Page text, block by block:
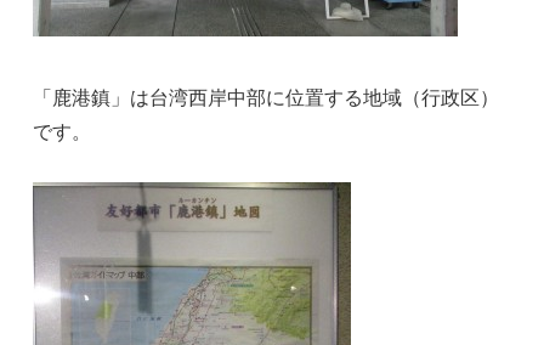
「鹿港鎮」は台湾西岸中部に位置する地域（行政区）
です。